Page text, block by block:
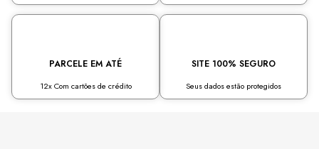
PARCELE EM ATÉ
12x Com cartões de crédito
SITE 100% SEGURO
Seus dados estão protegidos